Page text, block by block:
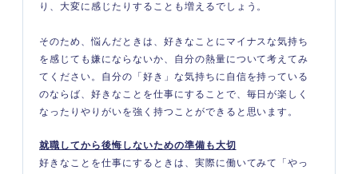
り、大変に感じたりすることも増えるでしょう。
そのため、悩んだときは、好きなことにマイナスな気持ち
を感じても嫌にならないか、自分の熱量について考えてみ
てください。自分の「好き」な気持ちに自信を持っている
のならば、好きなことを仕事にすることで、毎日が楽しく
なったりやりがいを強く持つことができると思います。
就職してから後悔しないための準備も大切
好きなことを仕事にするときは、実際に働いてみて「やっ